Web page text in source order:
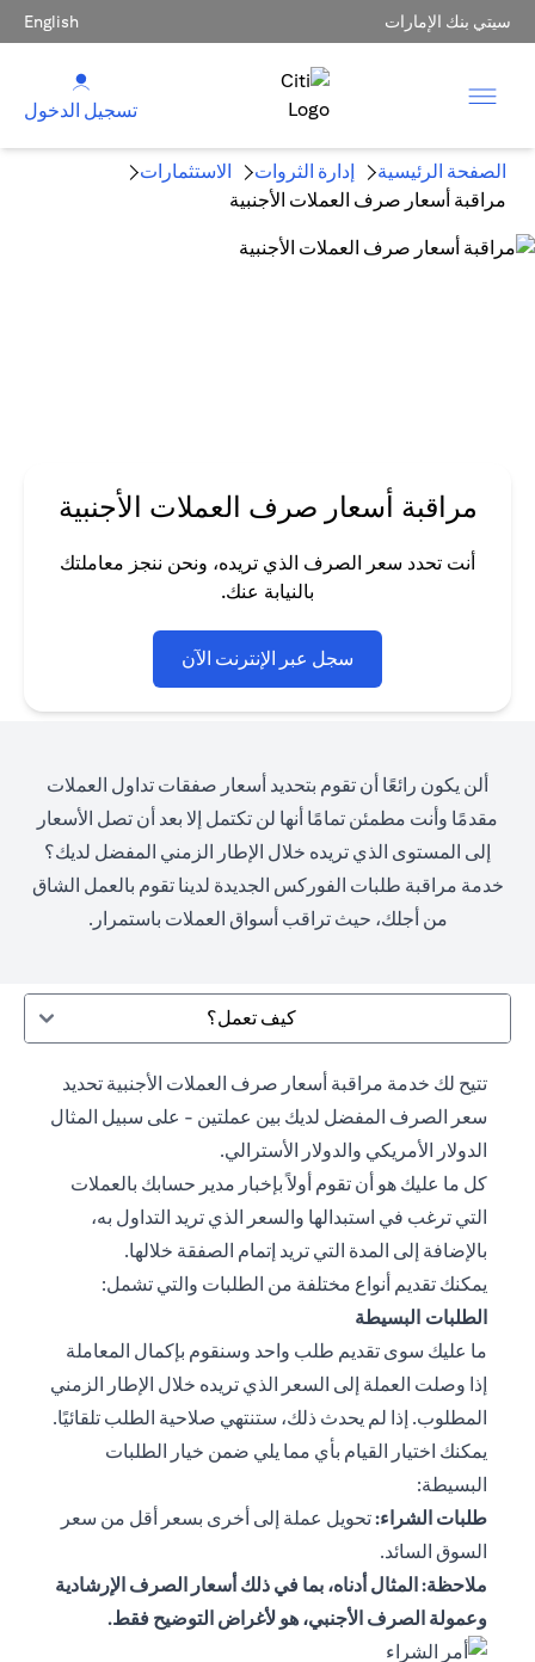
سيتي بنك الإمارات English
تسجيل الدخول
الصفحة الرئيسية إدارة الثروات
الاستثمارات
مراقبة أسعار صرف العملات الأجنبية
مراقبة أسعار صرف العملات الأجنبية
أنت تحدد سعر الصرف الذي تريده، ونحن ننجز معاملتك
بالنيابة عنك.
سجل عبر الإنترنت الآن
ألن يكون رائعًا أن تقوم بتحديد أسعار صفقات تداول العملات
مقدمًا وأنت مطمئن تمامًا أنها لن تكتمل إلا بعد أن تصل الأسعار
إلى المستوى الذي تريده خلال الإطار الزمني المفضل لديك؟
خدمة مراقبة طلبات الفوركس الجديدة لدينا تقوم بالعمل الشاق
من أجلك، حيث تراقب أسواق العملات باستمرار.
كيف تعمل؟
تتيح لك خدمة مراقبة أسعار صرف العملات الأجنبية تحديد
سعر الصرف المفضل لديك بين عملتين - على سبيل المثال
الدولار الأمريكي والدولار الأسترالي.
كل ما عليك هو أن تقوم أولاً بإخبار مدير حسابك بالعملات
التي ترغب في استبدالها والسعر الذي تريد التداول به،
بالإضافة إلى المدة التي تريد إتمام الصفقة خلالها.
يمكنك تقديم أنواع مختلفة من الطلبات والتي تشمل:
الطلبات البسيطة
ما عليك سوى تقديم طلب واحد وسنقوم بإكمال المعاملة
إذا وصلت العملة إلى السعر الذي تريده خلال الإطار الزمني
المطلوب. إذا لم يحدث ذلك، ستنتهي صلاحية الطلب تلقائيًا.
يمكنك اختيار القيام بأي مما يلي ضمن خيار الطلبات
البسيطة:
طلبات الشراء:تحويل عملة إلى أخرى بسعر أقل من سعر
السوق السائد.
ملاحظة: المثال أدناه، بما في ذلك أسعار الصرف الإرشادية
وعمولة الصرف الأجنبي، هو لأغراض التوضيح فقط.